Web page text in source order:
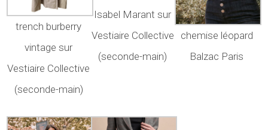
trench burberry
vintage sur
Vestiaire Collective
(seconde-main)
Isabel Marant sur
Vestiaire Collective
(seconde-main)
chemise léopard
Balzac Paris